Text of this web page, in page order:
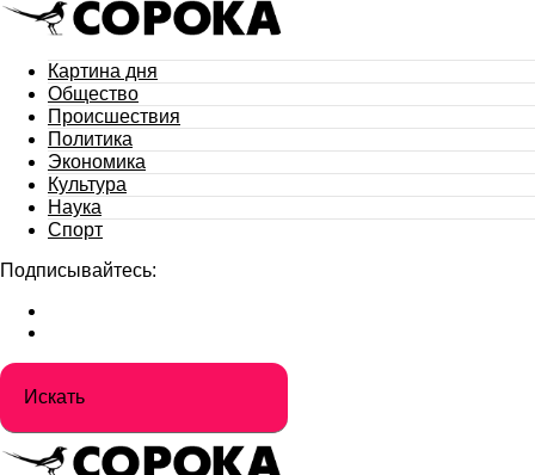
Картина дня
Общество
Происшествия
Политика
Экономика
Культура
Наука
Спорт
Подписывайтесь: